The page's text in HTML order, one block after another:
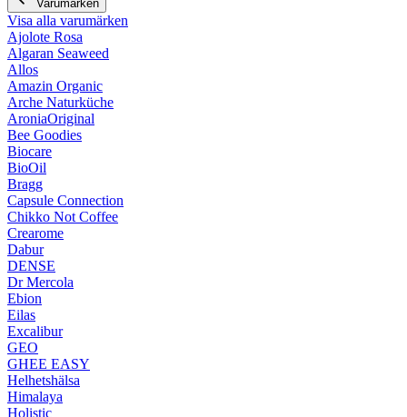
Varumärken
Visa alla varumärken
Ajolote Rosa
Algaran Seaweed
Allos
Amazin Organic
Arche Naturküche
AroniaOriginal
Bee Goodies
Biocare
BioOil
Bragg
Capsule Connection
Chikko Not Coffee
Crearome
Dabur
DENSE
Dr Mercola
Ebion
Eilas
Excalibur
GEO
GHEE EASY
Helhetshälsa
Himalaya
Holistic